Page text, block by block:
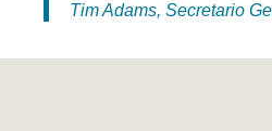
Tim Adams, Secretario